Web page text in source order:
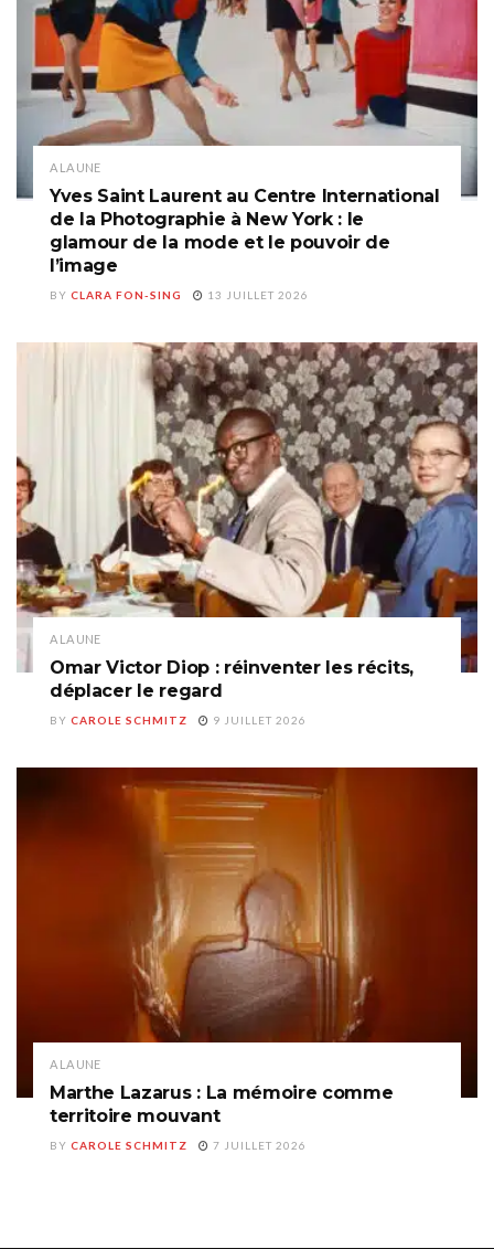
A LA UNE
Yves Saint Laurent au Centre International
de la Photographie à New York : le
glamour de la mode et le pouvoir de
l’image
BY CLARA FON-SING 13 JUILLET 2026
A LA UNE
Omar Victor Diop : réinventer les récits,
déplacer le regard
BY CAROLE SCHMITZ 9 JUILLET 2026
A LA UNE
Marthe Lazarus : La mémoire comme
territoire mouvant
BY CAROLE SCHMITZ 7 JUILLET 2026